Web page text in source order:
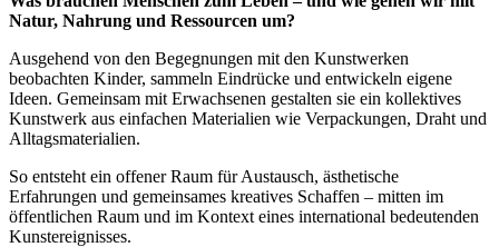
Natur, Nahrung und Ressourcen um?
Ausgehend von den Begegnungen mit den Kunstwerken
beobachten Kinder, sammeln Eindrücke und entwickeln eigene
Ideen. Gemeinsam mit Erwachsenen gestalten sie ein kollektives
Kunstwerk aus einfachen Materialien wie Verpackungen, Draht und
Alltagsmaterialien.
So entsteht ein offener Raum für Austausch, ästhetische
Erfahrungen und gemeinsames kreatives Schaffen – mitten im
öffentlichen Raum und im Kontext eines international bedeutenden
Kunstereignisses.